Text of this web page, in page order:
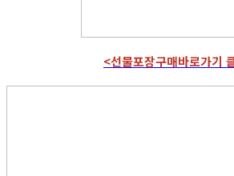
<선물포장구매바로가기